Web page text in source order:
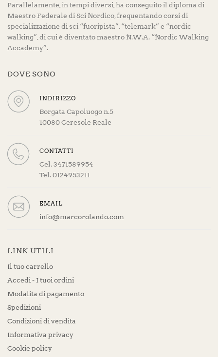
Parallelamente, in tempi diversi, ha conseguito il diploma di
Maestro Federale di Sci Nordico, frequentando corsi di
specializzazione di sci “fuoripista”, “telemark” e “nordic
walking”, di cui è diventato maestro N.W.A. “Nordic Walking
Accademy”.
DOVE SONO
INDIRIZZO
Borgata Capoluogo n.5
10080 Ceresole Reale
CONTATTI
Cel. 3471589954
Tel. 0124953211
EMAIL
info@marcorolando.com
LINK UTILI
Il tuo carrello
Accedi - I tuoi ordini
Modalità di pagamento
Spedizioni
Condizioni di vendita
Informativa privacy
Cookie policy